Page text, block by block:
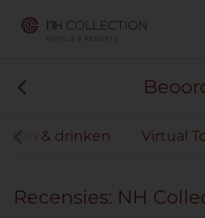
Eten & drinken Virtual
Recensies: NH